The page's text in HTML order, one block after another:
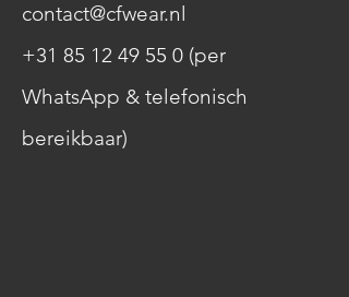
contact@cfwear.nl
+31 85 12 49 55 0 (per
WhatsApp & telefonisch
bereikbaar)